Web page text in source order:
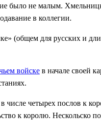
было не малым.
в коллегии.
(общем для русских и
войске в начале своей
четырех послов к
к королю. Нескольско